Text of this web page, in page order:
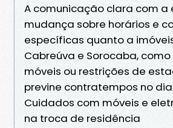
A comunicação clara com a
mudança sobre horários e
específicas quanto a
Cabreúva e Sorocaba,
móveis ou restrições de
previne contratempos no
Cuidados com móveis e
na troca de residência